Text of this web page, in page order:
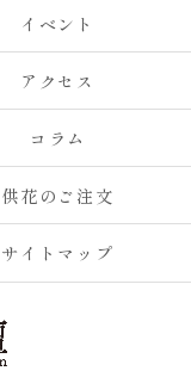
イベント
アクセス
コラム
供花のご注文
サイトマップ